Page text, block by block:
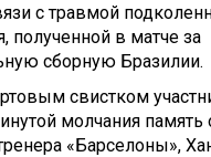
с травмой
полученной в матче за
сборную Бразилии.
свистком
молчания память
«Барселоны»,